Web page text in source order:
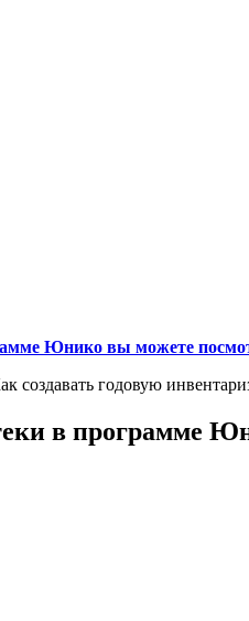
Юнико вы можете
создавать годовую
в программе